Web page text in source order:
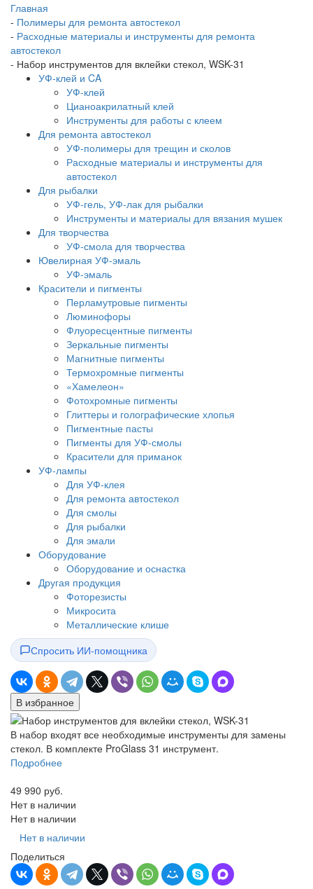
Главная
- Полимеры для ремонта автостекол
- Расходные материалы и инструменты для ремонта
автостекол
- Набор инструментов для вклейки стекол, WSK-31
УФ-клей и CA
УФ-клей
Цианоакрилатный клей
Инструменты для работы с клеем
Для ремонта автостекол
УФ-полимеры для трещин и сколов
Расходные материалы и инструменты для
автостекол
Для рыбалки
УФ-гель, УФ-лак для рыбалки
Инструменты и материалы для вязания мушек
Для творчества
УФ-смола для творчества
Ювелирная УФ-эмаль
УФ-эмаль
Красители и пигменты
Перламутровые пигменты
Люминофоры
Флуоресцентные пигменты
Зеркальные пигменты
Магнитные пигменты
Термохромные пигменты
«Хамелеон»
Фотохромные пигменты
Глиттеры и голографические хлопья
Пигментные пасты
Пигменты для УФ-смолы
Красители для приманок
УФ-лампы
Для УФ-клея
Для ремонта автостекол
Для смолы
Для рыбалки
Для эмали
Оборудование
Оборудование и оснастка
Другая продукция
Фоторезисты
Микросита
Металлические клише
Спросить ИИ-помощника
В избранное
В набор входят все необходимые инструменты для замены
стекол. В комплекте ProGlass 31 инструмент.
Подробнее
49 990 руб.
Нет в наличии
Нет в наличии
Нет в наличии
Поделиться